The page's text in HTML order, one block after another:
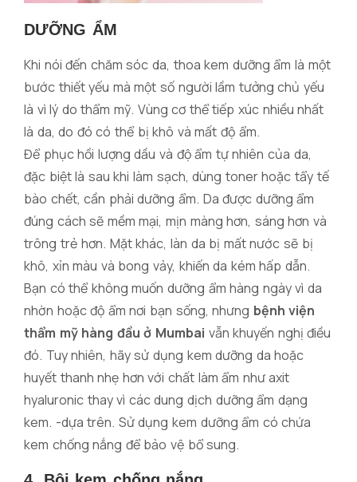
DƯỠNG ẨM
Khi nói đến chăm sóc da, thoa kem dưỡng ẩm là một
bước thiết yếu mà một số người lầm tưởng chủ yếu
là vì lý do thẩm mỹ. Vùng cơ thể tiếp xúc nhiều nhất
là da, do đó có thể bị khô và mất độ ẩm.
Để phục hồi lượng dầu và độ ẩm tự nhiên của da,
đặc biệt là sau khi làm sạch, dùng toner hoặc tẩy tế
bào chết, cần phải dưỡng ẩm. Da được dưỡng ẩm
đúng cách sẽ mềm mại, mịn màng hơn, sáng hơn và
trông trẻ hơn. Mặt khác, làn da bị mất nước sẽ bị
khô, xỉn màu và bong vảy, khiến da kém hấp dẫn.
Bạn có thể không muốn dưỡng ẩm hàng ngày vì da
nhờn hoặc độ ẩm nơi bạn sống, nhưng bệnh viện
thẩm mỹ hàng đầu ở Mumbai vẫn khuyến nghị điều
đó. Tuy nhiên, hãy sử dụng kem dưỡng da hoặc
huyết thanh nhẹ hơn với chất làm ẩm như axit
hyaluronic thay vì các dung dịch dưỡng ẩm dạng
kem. -dựa trên. Sử dụng kem dưỡng ẩm có chứa
kem chống nắng để bảo vệ bổ sung.